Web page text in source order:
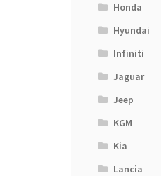
Honda
Hyundai
Infiniti
Jaguar
Jeep
KGM
Kia
Lancia